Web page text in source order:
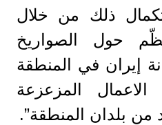
ذلك من خلال
حول الصواريخ
إيران في المنطقة
المزعزعة
من بلدان المنطقة”.